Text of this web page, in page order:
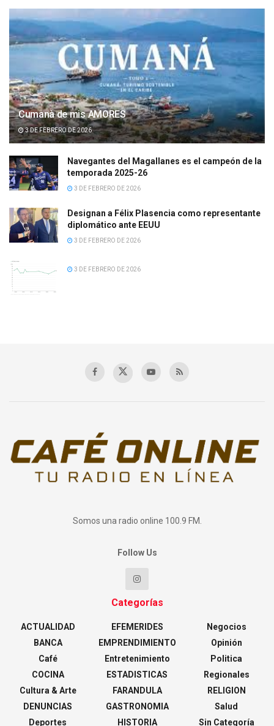
Cumanà de mis AMORES
3 DE FEBRERO DE 2026
Navegantes del Magallanes es el campeón de la
temporada 2025-26
3 DE FEBRERO DE 2026
Designan a Félix Plasencia como representante
diplomático ante EEUU
3 DE FEBRERO DE 2026
3 DE FEBRERO DE 2026
Somos una radio online 100.9 FM.
Follow Us
Categorías
ACTUALIDAD
BANCA
Café
COCINA
Cultura & Arte
DENUNCIAS
Deportes
EFEMERIDES
EMPRENDIMIENTO
Entretenimiento
ESTADISTICAS
FARANDULA
GASTRONOMIA
HISTORIA
Negocios
Opinión
Politica
Regionales
RELIGION
Salud
Sin Categoría